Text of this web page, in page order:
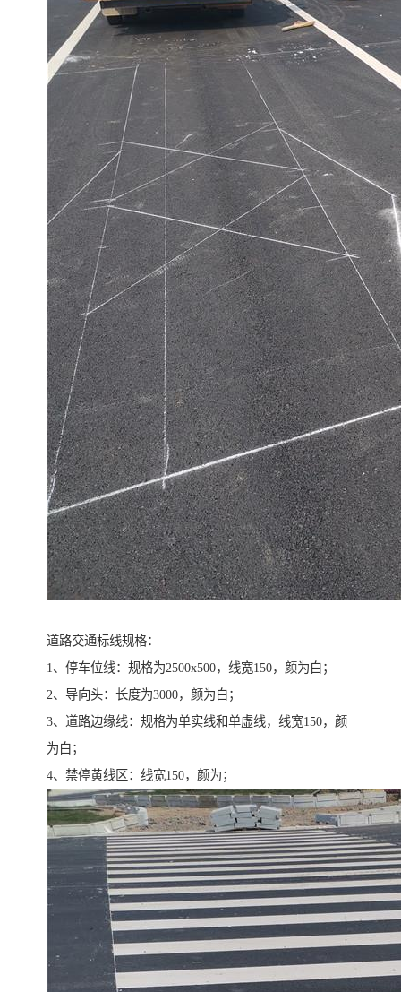
道路交通标线规格：
1、停车位线：规格为2500x500，线宽150，颜为白；
2、导向头：长度为3000，颜为白；
3、道路边缘线：规格为单实线和单虚线，线宽150，颜
为白；
4、禁停黄线区：线宽150，颜为；